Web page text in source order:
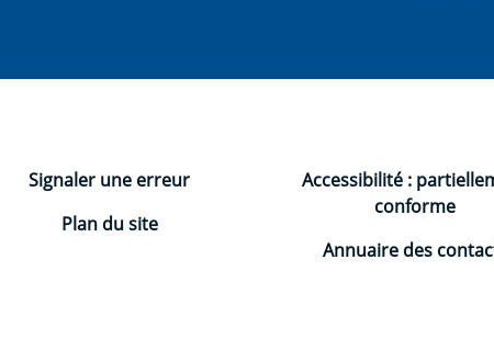
Signaler une erreur
Plan du site
Accessibilité :
conforme
Annuaire des